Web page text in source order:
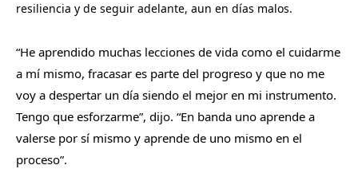
resiliencia y de seguir adelante, aun en días malos.
“He aprendido muchas lecciones de vida como el cuidarme
a mí mismo, fracasar es parte del progreso y que no me
voy a despertar un día siendo el mejor en mi instrumento.
Tengo que esforzarme”, dijo. “En banda uno aprende a
valerse por sí mismo y aprende de uno mismo en el
proceso”.